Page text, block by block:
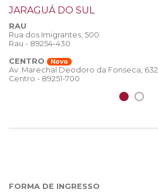
JARAGUÁ DO SUL
RAU
Rua dos Imigrantes, 500
Rau - 89254-430
CENTRO
Novo
Av. Marechal Deodoro da Fonseca, 632
Centro - 89251-700
FORMA DE INGRESSO